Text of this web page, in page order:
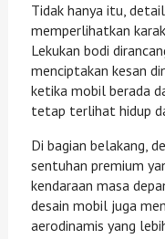
Tidak hanya itu,
memperlihatkan
Lekukan bodi
menciptakan kesan
ketika mobil berada
tetap terlihat hidup
Di bagian belakang,
sentuhan premium
kendaraan masa
desain mobil juga
aerodinamis yang